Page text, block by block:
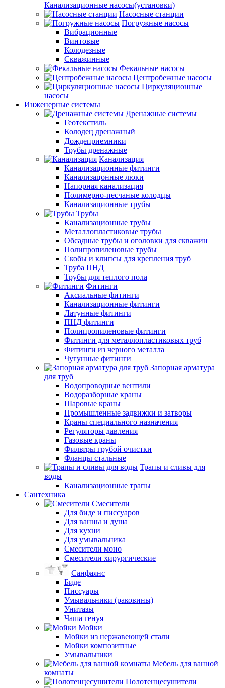
Канализационные насосы(установки)
Насосные станции
Погружные насосы
Вибрационные
Винтовые
Колодезные
Скважинные
Фекальные насосы
Центробежные насосы
Циркуляционные
насосы
Инженерные системы
Дренажные системы
Геотекстиль
Колодец дренажный
Дождеприемники
Трубы дренажные
Канализация
Канализационные фитинги
Канализацонные люки
Напорная канализация
Полимерно-песчаные колодцы
Канализационные трубы
Трубы
Канализационные трубы
Металлопластиковые трубы
Обсадные трубы и оголовки для скважин
Полипропиленовые трубы
Скобы и клипсы для крепления труб
Труба ПНД
Трубы для теплого пола
Фитинги
Аксиальные фитинги
Канализационные фитинги
Латунные фитинги
ПНД фитинги
Полипропиленовые фитинги
Фитинги для металлопластиковых труб
Фитинги из черного металла
Чугунные фитинги
Запорная арматура
для труб
Водопроводные вентили
Водоразборные краны
Шаровые краны
Промышленные задвижки и затворы
Краны специального назначения
Регуляторы давления
Газовые краны
Фильтры грубой очистки
Фланцы стальные
Трапы и сливы для
воды
Канализационные трапы
Сантехника
Смесители
Для биде и писсуаров
Для ванны и душа
Для кухни
Для умывальника
Смесители моно
Смесители хирургические
Санфаянс
Биде
Писсуары
Умывальники (раковины)
Унитазы
Чаша генуя
Мойки
Мойки из нержавеющей стали
Мойки композитные
Умывальники
Мебель для ванной
комнаты
Полотенцесушители